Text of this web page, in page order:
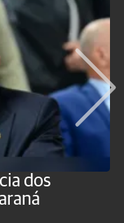
dos